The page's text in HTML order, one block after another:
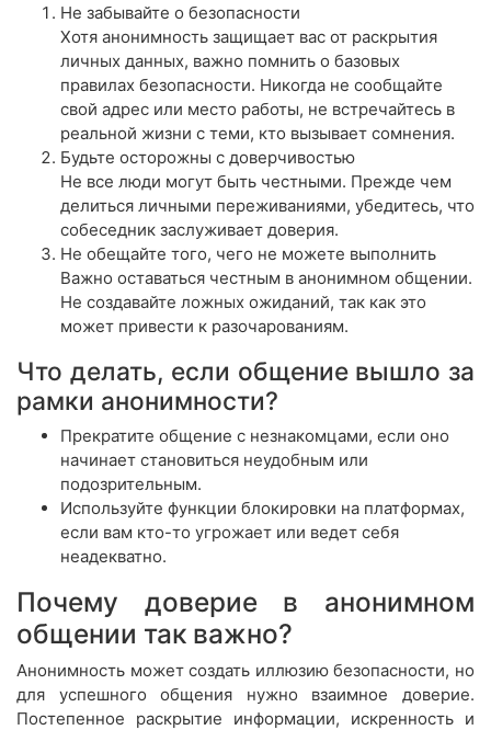
Не забывайте о безопасности
Хотя анонимность защищает вас от раскрытия
личных данных, важно помнить о базовых
правилах безопасности. Никогда не сообщайте
свой адрес или место работы, не встречайтесь в
реальной жизни с теми, кто вызывает сомнения.
Будьте осторожны с доверчивостью
Не все люди могут быть честными. Прежде чем
делиться личными переживаниями, убедитесь, что
собеседник заслуживает доверия.
Не обещайте того, чего не можете выполнить
Важно оставаться честным в анонимном общении.
Не создавайте ложных ожиданий, так как это
может привести к разочарованиям.
Что делать, если общение вышло за
рамки анонимности?
Прекратите общение с незнакомцами, если оно
начинает становиться неудобным или
подозрительным.
Используйте функции блокировки на платформах,
если вам кто-то угрожает или ведет себя
неадекватно.
Почему доверие в анонимном
общении так важно?
Анонимность может создать иллюзию безопасности, но
для успешного общения нужно взаимное доверие.
Постепенное раскрытие информации, искренность и